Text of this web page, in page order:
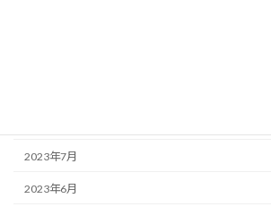
2023年7月
2023年6月